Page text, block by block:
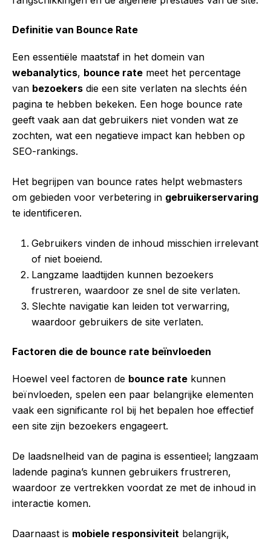
Definitie van Bounce Rate
Een essentiële maatstaf in het domein van
webanalytics, bounce rate meet het percentage
van bezoekers die een site verlaten na slechts één
pagina te hebben bekeken. Een hoge bounce rate
geeft vaak aan dat gebruikers niet vonden wat ze
zochten, wat een negatieve impact kan hebben op
SEO-rankings.
Het begrijpen van bounce rates helpt webmasters
om gebieden voor verbetering in gebruikerservaring
te identificeren.
Gebruikers vinden de inhoud misschien irrelevant
of niet boeiend.
Langzame laadtijden kunnen bezoekers
frustreren, waardoor ze snel de site verlaten.
Slechte navigatie kan leiden tot verwarring,
waardoor gebruikers de site verlaten.
Factoren die de bounce rate beïnvloeden
Hoewel veel factoren de bounce rate kunnen
beïnvloeden, spelen een paar belangrijke elementen
vaak een significante rol bij het bepalen hoe effectief
een site zijn bezoekers engageert.
De laadsnelheid van de pagina is essentieel; langzaam
ladende pagina’s kunnen gebruikers frustreren,
waardoor ze vertrekken voordat ze met de inhoud in
interactie komen.
Daarnaast is mobiele responsiviteit belangrijk,